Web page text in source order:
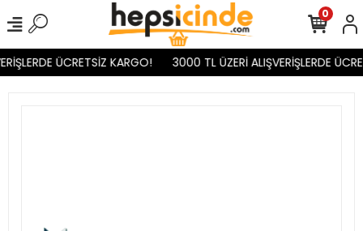
ÜCRETSİZ KARGO! 3000 TL ÜZERİ ALIŞVERİŞLERDE
0